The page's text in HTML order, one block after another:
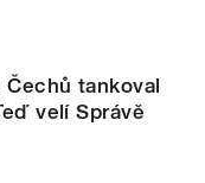
tankoval
velí Správě